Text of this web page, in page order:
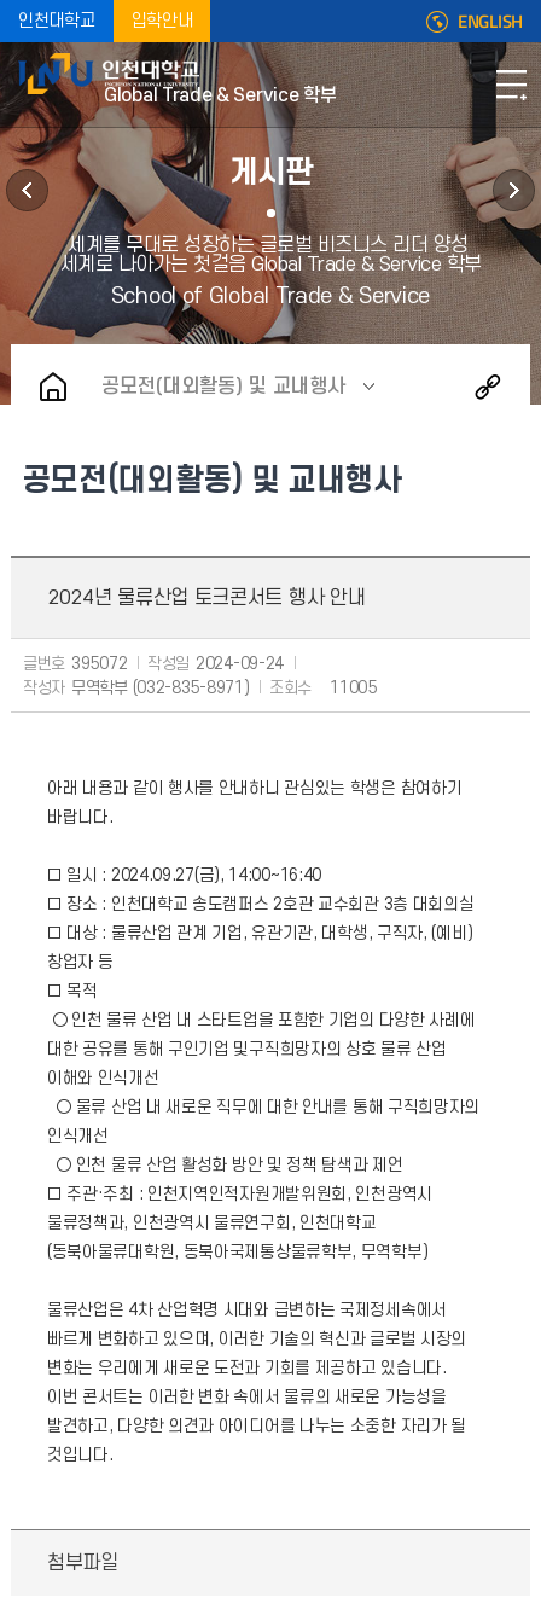
인천대학교 입학안내 ENGLISH
Global Trade & Service 학부
게시판
공모전(대외활동) 및 교내행사
공모전(대외활동) 및 교내행사
2024년 물류산업 토크콘서트 행사 안내
글번호 395072 작성일 2024-09-24
작성자 무역학부 (032-835-8971) 조회수 11005
아래
내용과 같이 행사를 안내하니 관심있는 학생은 참여하기
바랍니다.
□ 일시 : 2024.09.27(금), 14:00~16:40
□ 장소 : 인천대학교 송도캠퍼스 2호관 교수회관 3층 대회의실
□ 대상 : 물류산업 관계 기업, 유관기관, 대학생, 구직자, (예비)
창업자 등
□ 목적
○ 인천 물류 산업 내 스타트업을 포함한 기업의 다양한 사례에
대한 공유를 통해 구인기업 및구직희망자의 상호 물류 산업
이해와 인식개선
○ 물류 산업 내 새로운 직무에 대한 안내를 통해 구직희망자의
인식개선
○ 인천 물류 산업 활성화 방안 및 정책 탐색과 제언
□ 주관·주최 : 인천지역인적자원개발위원회, 인천광역시
물류정책과, 인천광역시 물류연구회, 인천대학교
(동북아물류대학원, 동북아국제통상물류학부, 무역학부)
물류산업은 4차 산업혁명 시대와 급변하는 국제정세속에서
빠르게 변화하고 있으며, 이러한 기술의 혁신과 글로벌 시장의
변화는 우리에게 새로운 도전과 기회를 제공하고 있습니다.
이번 콘서트는 이러한 변화 속에서 물류의 새로운 가능성을
발견하고, 다양한 의견과 아이디어를 나누는 소중한 자리가 될
것입니다.
첨부파일